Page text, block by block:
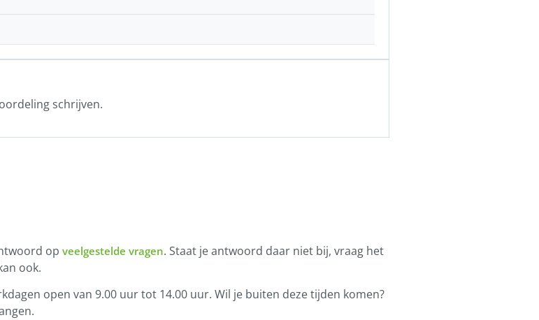
schrijven.
op veelgestelde vragen. Staat je antwoord daar niet bij, vraag het
ook.
open van 9.00 uur tot 14.00 uur. Wil je buiten deze tijden komen?